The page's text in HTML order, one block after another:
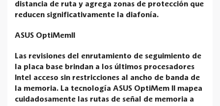
distancia de ruta y agrega zonas de protección que
reducen significativamente la diafonía.
ASUS OptiMemII
Las revisiones del enrutamiento de seguimiento de
la placa base brindan a los últimos procesadores
Intel acceso sin restricciones al ancho de banda de
la memoria. La tecnología ASUS OptiMem II mapea
cuidadosamente las rutas de señal de memoria a